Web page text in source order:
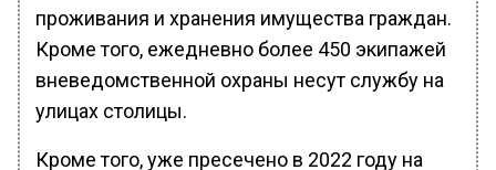
проживания и хранения имущества граждан.
Кроме того, ежедневно более 450 экипажей
вневедомственной охраны несут службу на
улицах столицы.
Кроме того, уже пресечено в 2022 году на